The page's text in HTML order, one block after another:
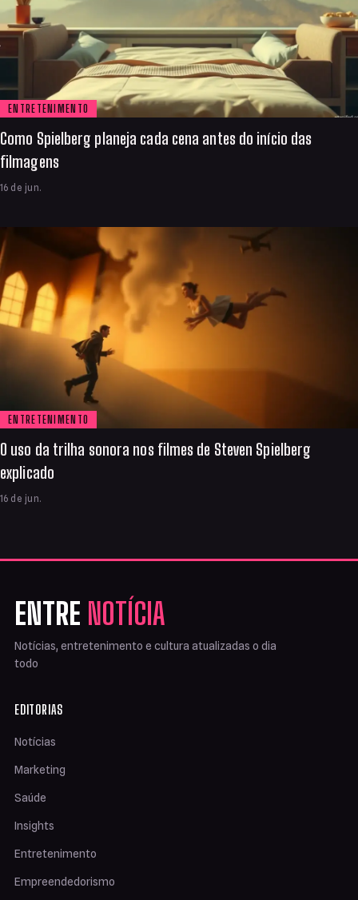
ENTRETENIMENTO
Como Spielberg planeja cada cena antes do início das
filmagens
16 de jun.
ENTRETENIMENTO
O uso da trilha sonora nos filmes de Steven Spielberg
explicado
16 de jun.
ENTRE NOTÍCIA
Notícias, entretenimento e cultura atualizadas o dia
todo
EDITORIAS
Notícias
Marketing
Saúde
Insights
Entretenimento
Empreendedorismo